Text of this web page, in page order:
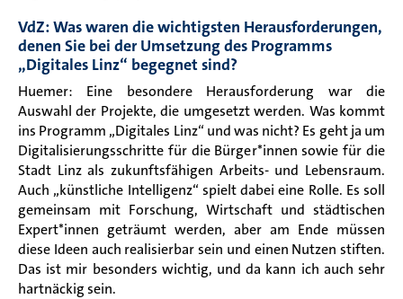
VdZ: Was waren die wichtigsten Herausforderungen,
denen Sie bei der Umsetzung des Programms
„Digitales Linz“ begegnet sind?
Huemer: Eine besondere Herausforderung war die
Auswahl der Projekte, die umgesetzt werden. Was kommt
ins Programm „Digitales Linz“ und was nicht? Es geht ja um
Digitalisierungsschritte für die Bürger*innen sowie für die
Stadt Linz als zukunftsfähigen Arbeits- und Lebensraum.
Auch „künstliche Intelligenz“ spielt dabei eine Rolle. Es soll
gemeinsam mit Forschung, Wirtschaft und städtischen
Expert*innen geträumt werden, aber am Ende müssen
diese Ideen auch realisierbar sein und einen Nutzen stiften.
Das ist mir besonders wichtig, und da kann ich auch sehr
hartnäckig sein.